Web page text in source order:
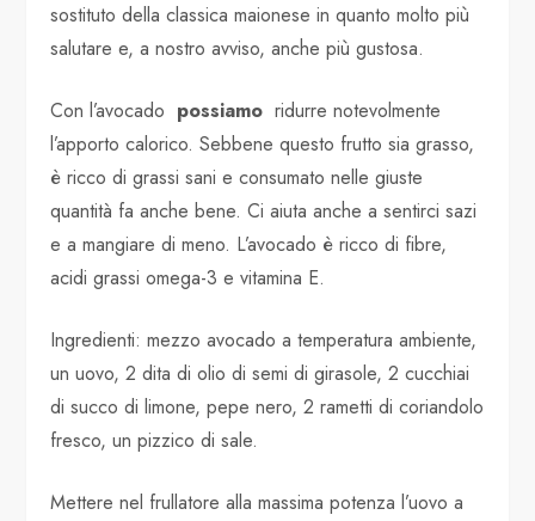
sostituto della classica maionese in quanto molto più
salutare e, a nostro avviso, anche più gustosa.
Con l’avocado possiamo ridurre notevolmente
l’apporto calorico. Sebbene questo frutto sia grasso,
è ricco di grassi sani e consumato nelle giuste
quantità fa anche bene. Ci aiuta anche a sentirci sazi
e a mangiare di meno. L’avocado è ricco di fibre,
acidi grassi omega-3 e vitamina E.
Ingredienti: mezzo avocado a temperatura ambiente,
un uovo, 2 dita di olio di semi di girasole, 2 cucchiai
di succo di limone, pepe nero, 2 rametti di coriandolo
fresco, un pizzico di sale.
Mettere nel frullatore alla massima potenza l’uovo a